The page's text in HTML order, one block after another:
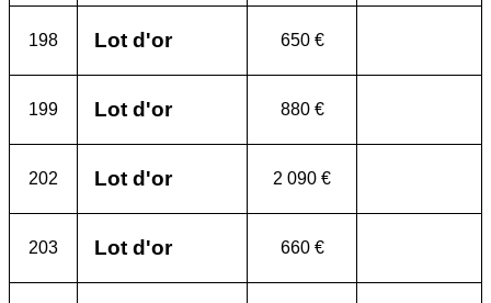
198 Lot d'or 650 €
199 Lot d'or 880 €
202 Lot d'or 2 090 €
203 Lot d'or 660 €